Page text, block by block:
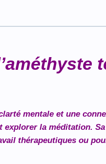
mentale et une
la méditation.
thérapeutiques ou